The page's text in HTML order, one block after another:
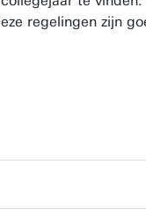
regelingen zijn